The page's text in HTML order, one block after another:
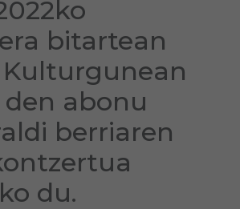
bitartean
abonu
berriaren
du.